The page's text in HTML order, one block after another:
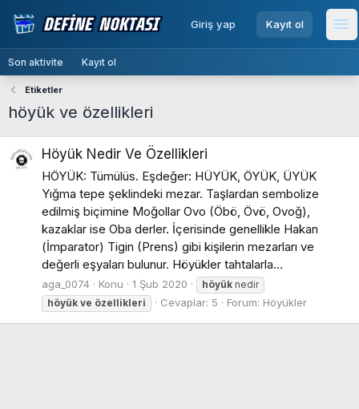
Giriş yap Kayıt ol menu
Son aktivite Kayıt ol
Etiketler
höyük ve özellikleri
Höyük Nedir Ve Özellikleri
HÖYÜK: Tümülüs. Eşdeğer: HÜYÜK, ÖYÜK, ÜYÜK
Yığma tepe şeklindeki mezar. Taşlardan sembolize
edilmiş biçimine Moğollar Ovo (Öbö, Övö, Ovoğ),
kazaklar ise Oba derler. İçerisinde genellikle Hakan
(İmparator) Tigin (Prens) gibi kişilerin mezarları ve
değerli eşyaları bulunur. Höyükler tahtalarla...
aga_0074 Konu 1 Şub 2020 höyük nedir
höyük ve özellikleri Cevaplar: 5 Forum: Höyükler